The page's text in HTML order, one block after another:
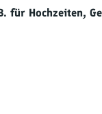
für Hochzeiten,